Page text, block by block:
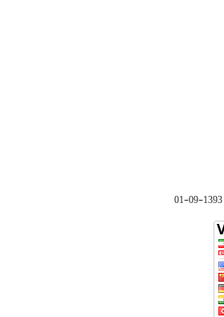
1393-09-01